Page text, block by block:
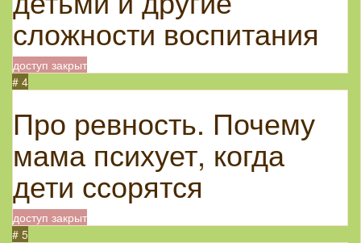
сложности воспитания
доступ закрыт
# 4
Про ревность. Почему
мама психует, когда
дети ссорятся
доступ закрыт
# 5